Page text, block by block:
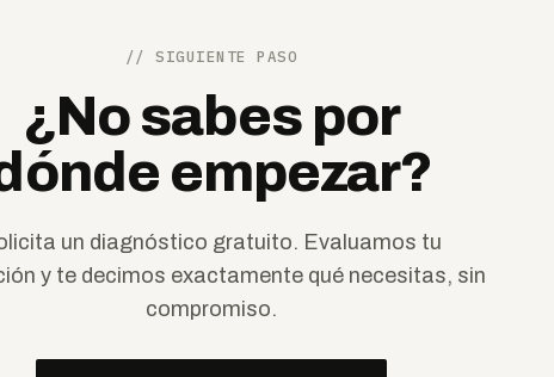
// SIGUIENTE PASO
¿No sabes por
empezar?
un diagnóstico gratuito. Evaluamos tu
y te decimos exactamente qué necesitas, sin
compromiso.